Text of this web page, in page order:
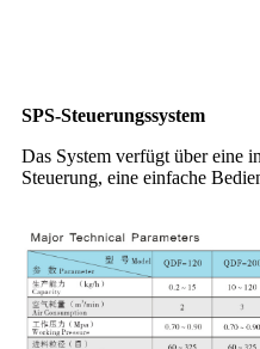
SPS-Steuerungssystem
Das System verfügt über eine
Steuerung, eine einfache